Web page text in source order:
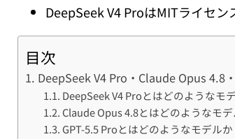
DeepSeek V4 ProはMITライセ
目次
DeepSeek V4 Pro・Claude Opus 4.8
DeepSeek V4 Proとはどのようなモ
Claude Opus 4.8とはどのようなモ
GPT-5.5 Proとはどのようなモデルか